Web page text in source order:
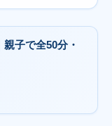
親子で全50分・